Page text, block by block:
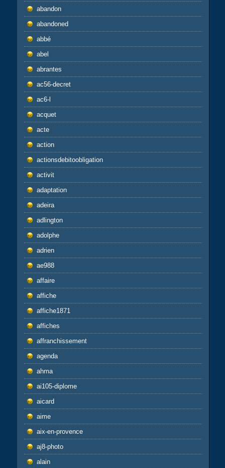
abandon
abandoned
abbé
abel
abrantes
ac56-decret
ac6-l
acquet
acte
action
actionsdebitoobligation
activit
adaptation
adeira
adlington
adolphe
adrien
ae988
affaire
affiche
affiche1871
affiches
affranchissement
agenda
ahma
ai105-diplome
aicard
aime
aix-en-provence
aj8-photo
alain